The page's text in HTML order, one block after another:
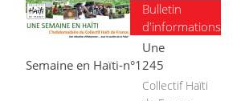
Bulletin
d'informations
Une
Semaine en Haïti-n°1245
Collectif Haïti